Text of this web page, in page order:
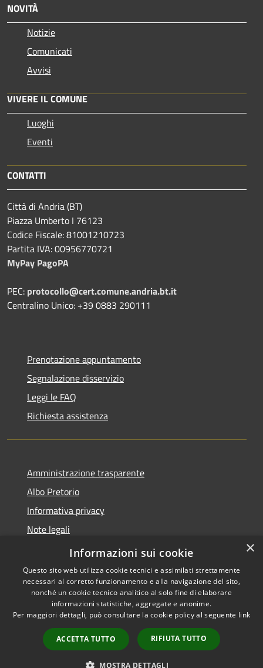
NOVITÀ
Notizie
Comunicati
Avvisi
VIVERE IL COMUNE
Luoghi
Eventi
CONTATTI
Città di Andria (BT)
Piazza Umberto I 76123
Codice Fiscale: 81001210723
Partita IVA: 00956770721
MyPay PagoPA
PEC: protocollo@cert.comune.andria.bt.it
Centralino Unico: +39 0883 290111
Prenotazione appuntamento
Segnalazione disservizio
Leggi le FAQ
Richiesta assistenza
Amministrazione trasparente
Albo Pretorio
Informativa privacy
Note legali
Dichiarazione di accessibilità
Accessibilità
Copyright © 2026 • Città di
Andria • Powered by
Municipium•
Accesso
redazione
×
Informazioni sui cookie
Questo sito web utilizza cookie tecnici e assimilati strettamente
necessari al corretto funzionamento e alla navigazione del sito,
nonché un cookie tecnico analitico al solo fine di elaborare
informazioni statistiche, aggregate e anonime.
Per maggiori dettagli, può consultare la cookie policy al seguente link
ACCETTA TUTTO RIFIUTA TUTTO
MOSTRA DETTAGLI